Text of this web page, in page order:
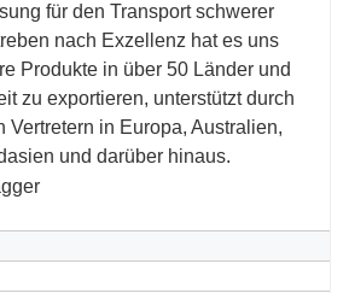
für den Transport schwerer
nach Exzellenz hat es uns
Produkte in über 50 Länder und
zu exportieren, unterstützt durch
Vertretern in Europa, Australien,
und darüber hinaus.